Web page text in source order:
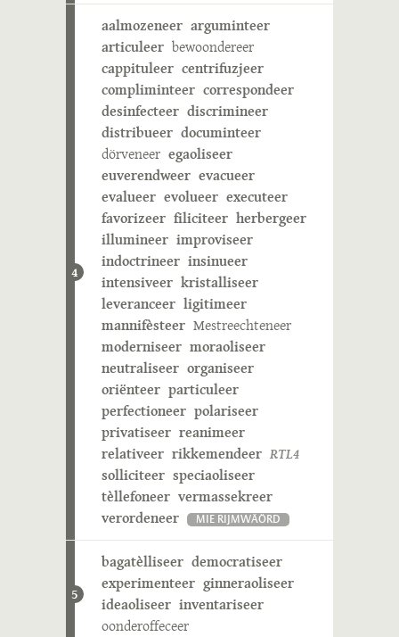
4
aalmozeneer arguminteer
articuleer bewoondereer
cappituleer centrifuzjeer
compliminteer correspondeer
desinfecteer discrimineer
distribueer documinteer
dörveneer egaoliseer
euverendweer evacueer
evalueer evolueer executeer
favorizeer filiciteer herbergeer
illumineer improviseer
indoctrineer insinueer
intensiveer kristalliseer
leveranceer ligitimeer
mannifèsteer Mestreechteneer
moderniseer moraoliseer
neutraliseer organiseer
oriënteer particuleer
perfectioneer polariseer
privatiseer reanimeer
relativeer rikkemendeer RTL4
solliciteer speciaoliseer
tèllefoneer vermassekreer
verordeneer
MIE RIJMWÄÖRD
5
bagatèlliseer democratiseer
experimenteer ginneraoliseer
ideaoliseer inventariseer
oonderoffeceer